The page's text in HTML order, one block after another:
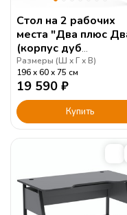
Стол на 2 рабочих
места "Два плюс
(корпус дуб
ирландский)
Размеры (Ш Г В)
196
60 75 см
19 590 ₽
Купить